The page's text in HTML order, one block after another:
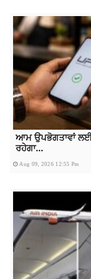
ਆਮ ਉਪਭੋਗਤਾਵਾਂ
ਰਹੇਗਾ...
Aug 09, 2026 12:55 Pm